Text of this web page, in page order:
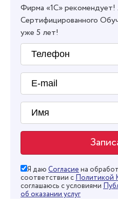
Фирма «1С»
Сертифицированного
уже 5 лет!
Я даю Согласиена
соответствии сПолитикой
соглашаюсь с условиями
об оказании услуг